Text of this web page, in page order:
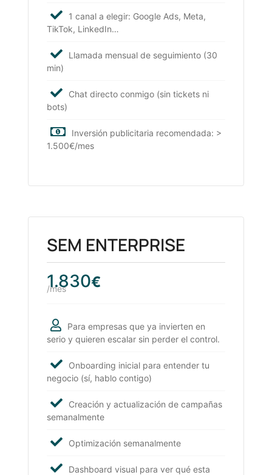
1 canal a elegir: Google Ads, Meta,
TikTok, LinkedIn…
Llamada mensual de seguimiento (30
min)
Chat directo conmigo (sin tickets ni
bots)
Inversión publicitaria recomendada: >
1.500€/mes
SEM ENTERPRISE
1.830€
/mes
Para empresas que ya invierten en
serio y quieren escalar sin perder el control.
Onboarding inicial para entender tu
negocio (sí, hablo contigo)
Creación y actualización de campañas
semanalmente
Optimización semanalmente
Dashboard visual para ver qué esta